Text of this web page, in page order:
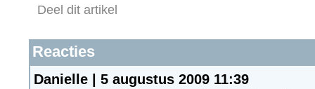
Deel dit artikel
Reacties
Danielle | 5 augustus 2009 11:39